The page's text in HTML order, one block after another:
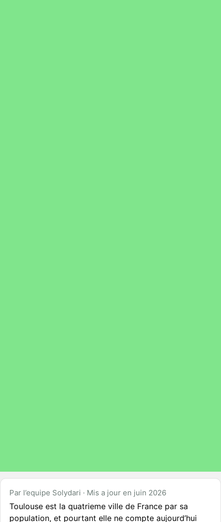
Par l’equipe Solydari · Mis a jour en juin 2026
Toulouse est la quatrieme ville de France par sa
population, et pourtant elle ne compte aujourd’hui